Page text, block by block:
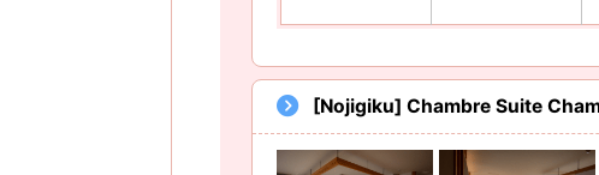
[Nojigiku] Chambre Suite